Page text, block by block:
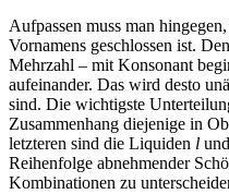
Aufpassen muss man
Vornamens geschlossen ist.
Mehrzahl – mit Konsonant
aufeinander. Das wird desto
sind. Die wichtigste
Zusammenhang diejenige in
letzteren sind die Liquiden l und
Reihenfolge abnehmender
Kombinationen zu